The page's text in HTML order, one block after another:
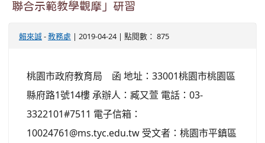
聯合示範教學觀摩」研習
賴來誠-教務處 | 2019-04-24 | 點閱數： 875
桃園市政府教育局 函 地址：33001桃園市桃園區
縣府路1號14樓 承辦人：臧又萱 電話：03-
3322101#7511 電子信箱：
10024761@ms.tyc.edu.tw 受文者：桃園市平鎮區